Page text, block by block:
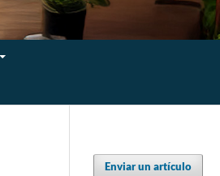
Enviar un artículo